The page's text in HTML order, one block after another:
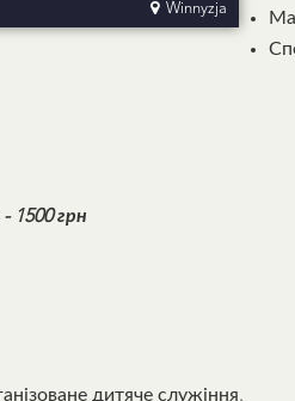
Winnyzja
1500 грн
дитяче служіння.